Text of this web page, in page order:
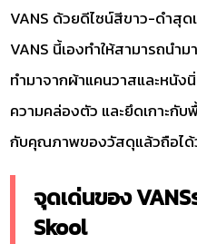
VANS ด้วยดีไซน์สีขาว-ดำสุ
VANS นี้เองทำให้สามารถนำ
ทำมาจากผ้าแคนวาสและหนัง
ความคล่องตัว และยึดเกาะกับ
กับคุณภาพของวัสดุแล้วถือได้
จุดเด่นของ
Skool